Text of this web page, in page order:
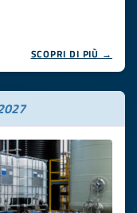
SCOPRI DI PIÙ →